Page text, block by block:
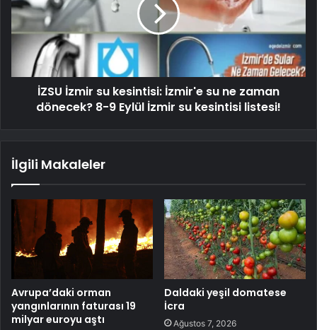
İZSU İzmir su kesintisi: İzmir'e su ne zaman
dönecek? 8-9 Eylül İzmir su kesintisi listesi!
İlgili Makaleler
Avrupa’daki orman
yangınlarının faturası 19
milyar euroyu aştı
Daldaki yeşil domatese
İcra
Ağustos 7, 2026